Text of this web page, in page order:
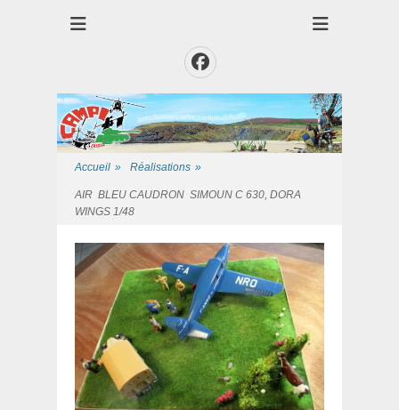
Club CAMPI
Facebook
Accueil » Réalisations »
‌AIR BLEU CAUDRON SIMOUN C 630, DORA
WINGS 1/48